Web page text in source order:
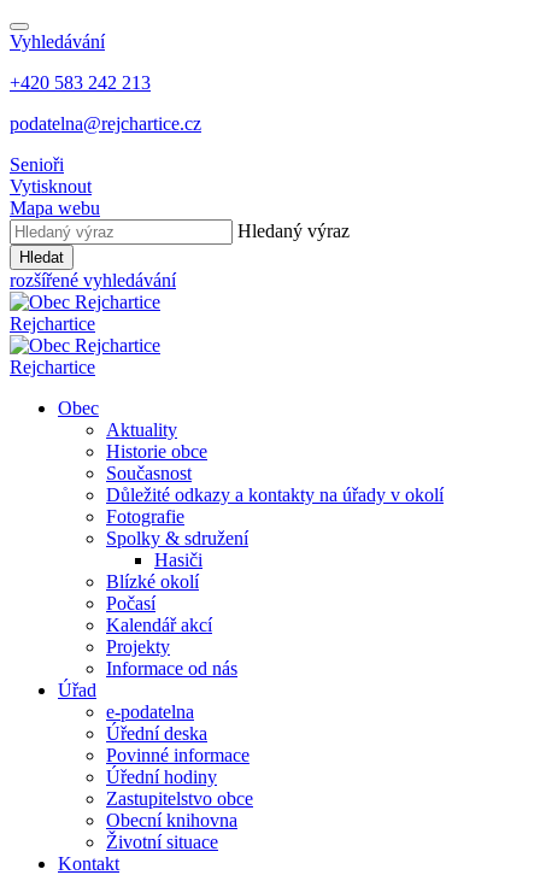
Vyhledávání
+420 583 242 213
podatelna@rejchartice.cz
Senioři
Vytisknout
Mapa webu
Hledaný výraz
Hledat
rozšířené vyhledávání
Rejchartice
Rejchartice
Obec
Aktuality
Historie obce
Současnost
Důležité odkazy a kontakty na úřady v okolí
Fotografie
Spolky & sdružení
Hasiči
Blízké okolí
Počasí
Kalendář akcí
Projekty
Informace od nás
Úřad
e-podatelna
Úřední deska
Povinné informace
Úřední hodiny
Zastupitelstvo obce
Obecní knihovna
Životní situace
Kontakt